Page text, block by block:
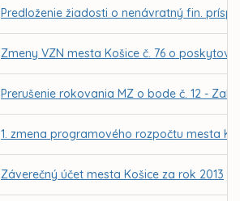
Predloženie žiadosti o nenávratný fin.
Zmeny VZN mesta Košice č. 76 o
Prerušenie rokovania MZ o bode č. 12 -
1. zmena programového rozpočtu mesta
Záverečný účet mesta Košice za rok 2013